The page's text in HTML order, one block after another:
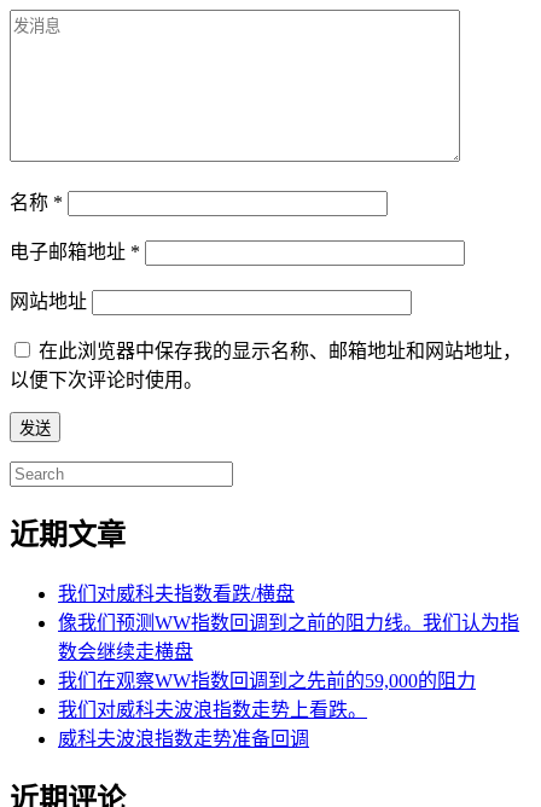
名称 *
电子邮箱地址 *
网站地址
在此浏览器中保存我的显示名称、邮箱地址和网站地址，
以便下次评论时使用。
Search
for:
近期文章
我们对威科夫指数看跌/横盘
像我们预测WW指数回调到之前的阻力线。我们认为指
数会继续走横盘
我们在观察WW指数回调到之先前的59,000的阻力
我们对威科夫波浪指数走势上看跌。
威科夫波浪指数走势准备回调
近期评论